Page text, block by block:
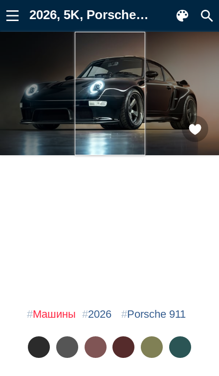
2026, 5K, Porsche 911 Картинка для телефона
#Машины #2026 #Porsche 911